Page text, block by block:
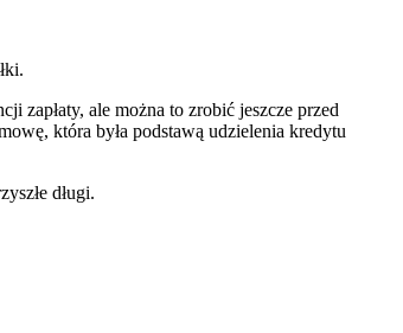
zapłaty, ale można to zrobić jeszcze przed
która była podstawą udzielenia kredytu
długi.